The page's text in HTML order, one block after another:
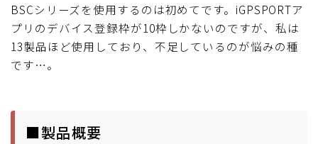
BSCシリーズを使用するのは初めてです。iGPSPORTア
プリのデバイス登録枠が10枠しかないのですが、私は
13製品ほど使用しており、不足しているのが悩みの種
です…。
■製品概要